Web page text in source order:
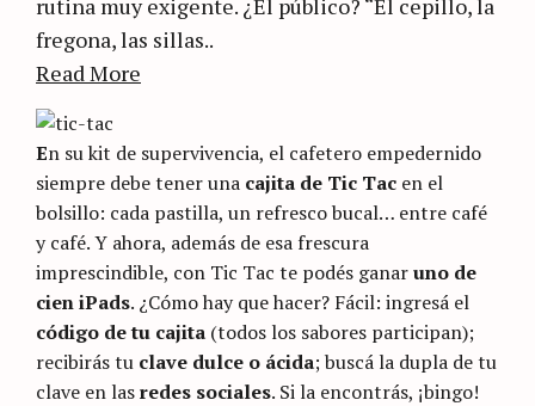
rutina muy exigente. ¿El público? “El cepillo, la
fregona, las sillas..
Read More
En su kit de supervivencia, el cafetero empedernido
siempre debe tener una cajita de Tic Tac en el
bolsillo: cada pastilla, un refresco bucal… entre café
y café. Y ahora, además de esa frescura
imprescindible, con Tic Tac te podés ganaruno de
cien iPads. ¿Cómo hay que hacer? Fácil: ingresá el
código de tu cajita (todos los sabores participan);
recibirás tu clave dulce o ácida; buscá la dupla de tu
clave en lasredes sociales. Si la encontrás, ¡bingo!